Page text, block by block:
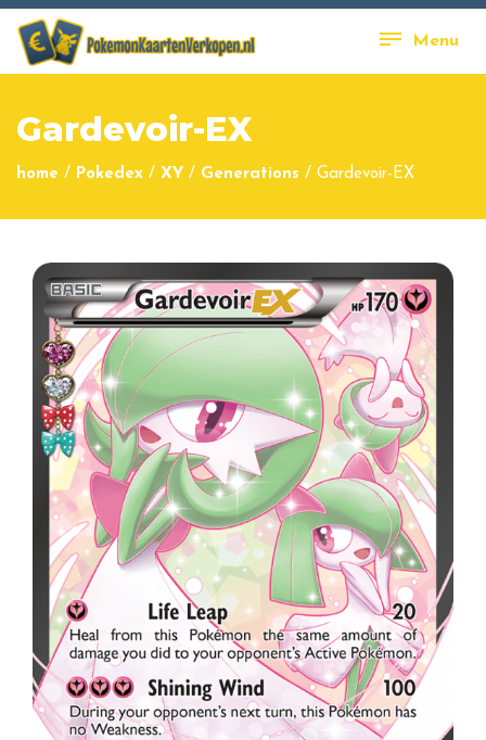
Menu
Gardevoir-EX
home / Pokedex / XY / Generations / Gardevoir-EX